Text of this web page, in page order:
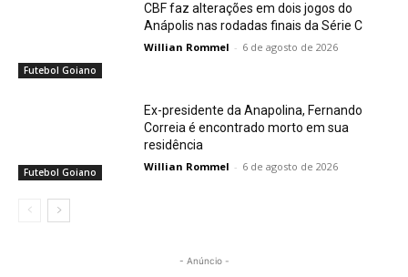
Futebol Goiano
CBF faz alterações em dois jogos do
Anápolis nas rodadas finais da Série C
Willian Rommel - 6 de agosto de 2026
Futebol Goiano
Ex-presidente da Anapolina, Fernando
Correia é encontrado morto em sua
residência
Willian Rommel - 6 de agosto de 2026
- Anúncio -